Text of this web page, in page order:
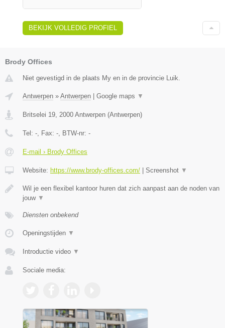
BEKIJK VOLLEDIG PROFIEL
Brody Offices
Niet gevestigd in de plaats My en in de provincie Luik.
Antwerpen » Antwerpen Google maps ▼
Britselei 19, 2000 Antwerpen (Antwerpen)
Tel: -, Fax: -, BTW-nr: -
E-mail › Brody Offices
Website: https://www.brody-offices.com/ Screenshot ▼
Wil je een flexibel kantoor huren dat zich aanpast aan de noden van
jouw ▼
Diensten onbekend
Openingstijden ▼
Introductie video ▼
Sociale media: